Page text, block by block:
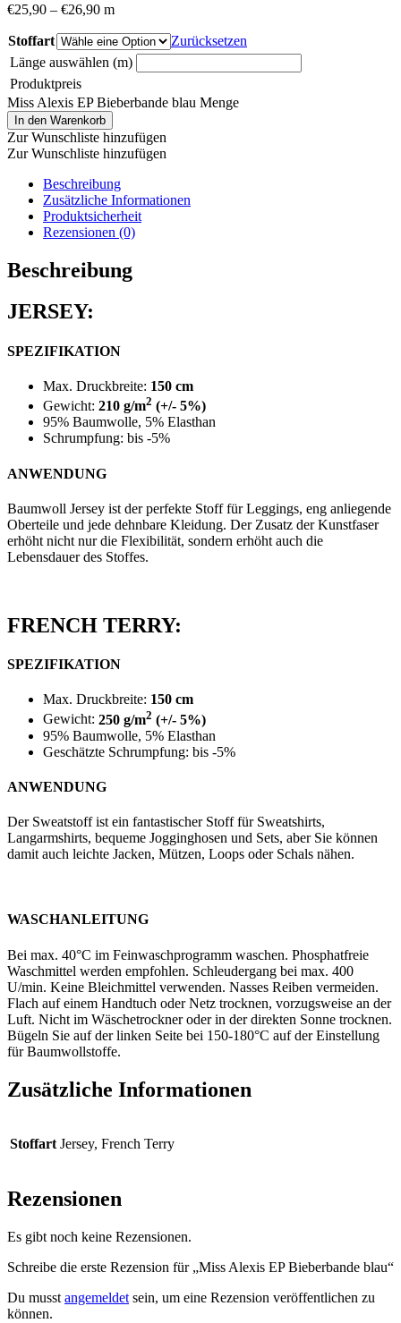
€25,90 – €26,90 m
Stoffart
Zurücksetzen
Länge auswählen (m)
Produktpreis
Miss Alexis EP Bieberbande blau Menge
In den Warenkorb
Zur Wunschliste hinzufügen
Zur Wunschliste hinzufügen
Beschreibung
Zusätzliche Informationen
Produktsicherheit
Rezensionen (0)
Beschreibung
JERSEY:
SPEZIFIKATION
Max. Druckbreite: 150 cm
Gewicht: 210 g/m2 (+/- 5%)
95% Baumwolle, 5% Elasthan
Schrumpfung: bis -5%
ANWENDUNG
Baumwoll Jersey ist der perfekte Stoff für Leggings, eng anliegende
Oberteile und jede dehnbare Kleidung. Der Zusatz der Kunstfaser
erhöht nicht nur die Flexibilität, sondern erhöht auch die
Lebensdauer des Stoffes.
FRENCH TERRY:
SPEZIFIKATION
Max. Druckbreite: 150 cm
Gewicht: 250 g/m2 (+/- 5%)
95% Baumwolle, 5% Elasthan
Geschätzte Schrumpfung: bis -5%
ANWENDUNG
Der Sweatstoff ist ein fantastischer Stoff für Sweatshirts,
Langarmshirts, bequeme Jogginghosen und Sets, aber Sie können
damit auch leichte Jacken, Mützen, Loops oder Schals nähen.
WASCHANLEITUNG
Bei max. 40°C im Feinwaschprogramm waschen. Phosphatfreie
Waschmittel werden empfohlen. Schleudergang bei max. 400
U/min. Keine Bleichmittel verwenden. Nasses Reiben vermeiden.
Flach auf einem Handtuch oder Netz trocknen, vorzugsweise an der
Luft. Nicht im Wäschetrockner oder in der direkten Sonne trocknen.
Bügeln Sie auf der linken Seite bei 150-180°C auf der Einstellung
für Baumwollstoffe.
Zusätzliche Informationen
Stoffart Jersey, French Terry
Rezensionen
Es gibt noch keine Rezensionen.
Schreibe die erste Rezension für „Miss Alexis EP Bieberbande blau“
Du musst angemeldet sein, um eine Rezension veröffentlichen zu
können.